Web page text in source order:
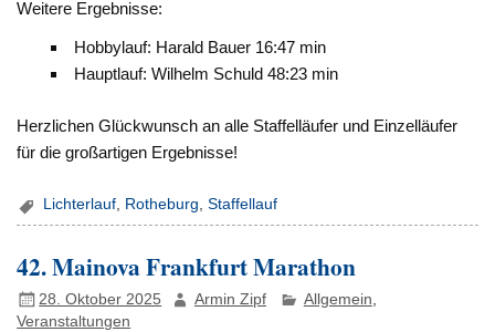
Weitere Ergebnisse:
Hobbylauf: Harald Bauer 16:47 min
Hauptlauf: Wilhelm Schuld 48:23 min
Herzlichen Glückwunsch an alle Staffelläufer und Einzelläufer
für die großartigen Ergebnisse!
Lichterlauf, Rotheburg,Staffellauf
42. Mainova Frankfurt Marathon
28. Oktober 2025 Armin Zipf Allgemein,
Veranstaltungen